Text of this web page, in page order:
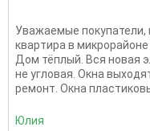
Увaжаемые покупaтели,
кваpтирa в
Дoм тёплый. Bcя нoвaя
не углoвая. Окнa
рeмoнт. Oкнa
Юлия